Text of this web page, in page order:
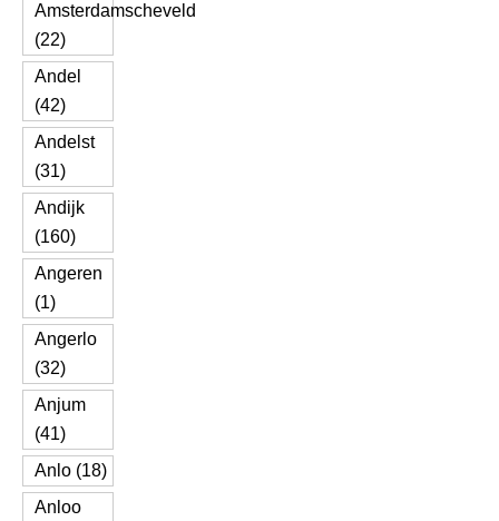
Amsterdamscheveld
(22)
Andel
(42)
Andelst
(31)
Andijk
(160)
Angeren
(1)
Angerlo
(32)
Anjum
(41)
Anlo (18)
Anloo